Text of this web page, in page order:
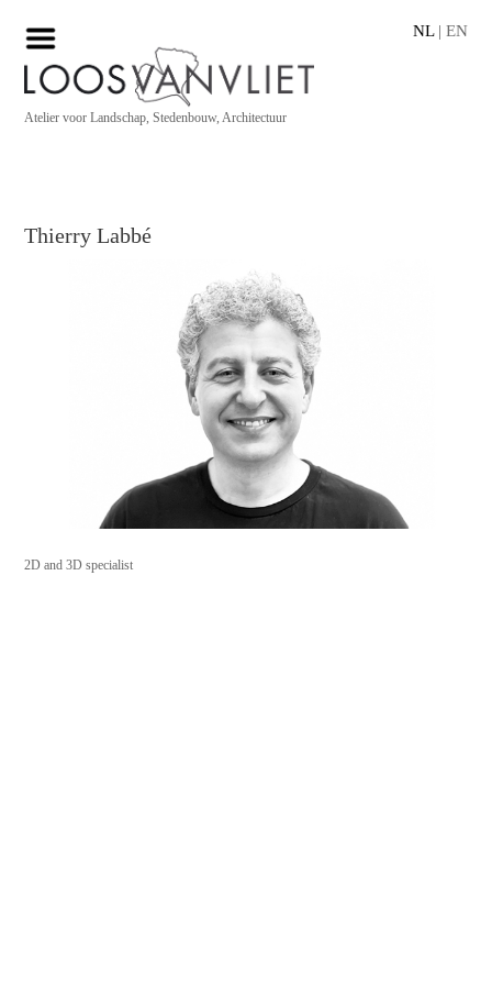
NL| EN
Atelier voor Landschap, Stedenbouw, Architectuur
Thierry Labbé
2D and 3D specialist